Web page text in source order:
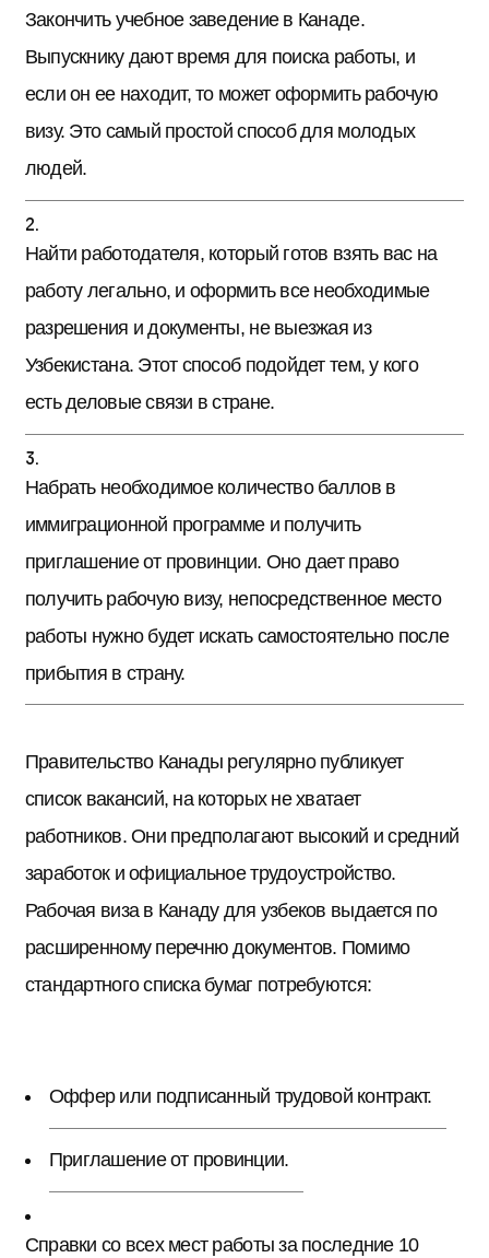
Закончить учебное заведение в Канаде.
Выпускнику дают время для поиска работы, и
если он ее находит, то может оформить рабочую
визу. Это самый простой способ для молодых
людей.
Найти работодателя, который готов взять вас на
работу легально, и оформить все необходимые
разрешения и документы, не выезжая из
Узбекистана. Этот способ подойдет тем, у кого
есть деловые связи в стране.
Набрать необходимое количество баллов в
иммиграционной программе и получить
приглашение от провинции. Оно дает право
получить рабочую визу, непосредственное место
работы нужно будет искать самостоятельно после
прибытия в страну.
Правительство Канады регулярно публикует
список вакансий, на которых не хватает
работников. Они предполагают высокий и средний
заработок и официальное трудоустройство.
Рабочая виза в Канаду для узбеков выдается по
расширенному перечню документов. Помимо
стандартного списка бумаг потребуются:
Оффер или подписанный трудовой контракт.
Приглашение от провинции.
Справки со всех мест работы за последние 10